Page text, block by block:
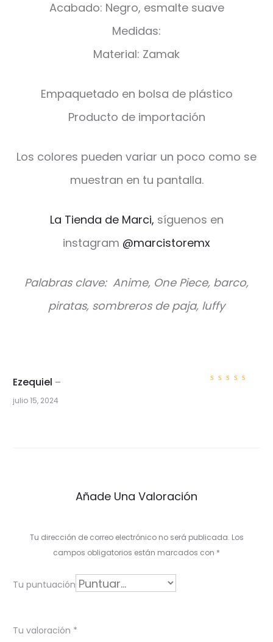
Acabado: Negro, esmalte suave
Medidas:
Material: Zamak
Empaquetado en bolsa de plástico
Producto de importación
Los colores pueden variar un poco como se
muestran en tu pantalla.
La Tienda de Marci, síguenos en
instagram @marcistoremx
Palabras clave: Anime, One Piece, barco,
piratas, sombreros de paja, luffy
1
i
n
Ezequiel –
julio 15, 2024
Añade Una Valoración
Tu dirección de correo electrónico no será publicada. Los
campos obligatorios están marcados con *
Tu puntuación
Tu valoración *